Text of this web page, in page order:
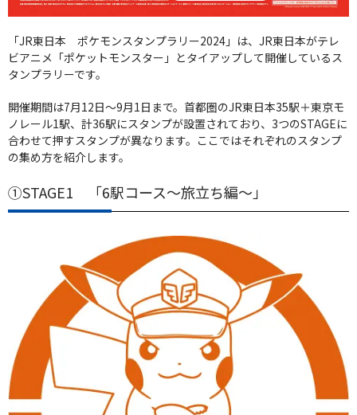
「JR東日本 ポケモンスタンプラリー2024」は、JR東日本がテレ
ビアニメ「ポケットモンスター」とタイアップして開催しているス
タンプラリーです。
開催期間は7月12日～9月1日まで。首都圏のJR東日本35駅＋東京モ
ノレール1駅、計36駅にスタンプが設置されており、3つのSTAGEに
合わせて押すスタンプが異なります。ここではそれぞれのスタンプ
の集め方を紹介します。
①STAGE1 「6駅コース～旅立ち編～」